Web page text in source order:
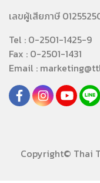
เลขผู้เสียภาษี
Tel : 0-2501-1425-9
Fax : 0-2501-1431
Email :
Copyright© Thai